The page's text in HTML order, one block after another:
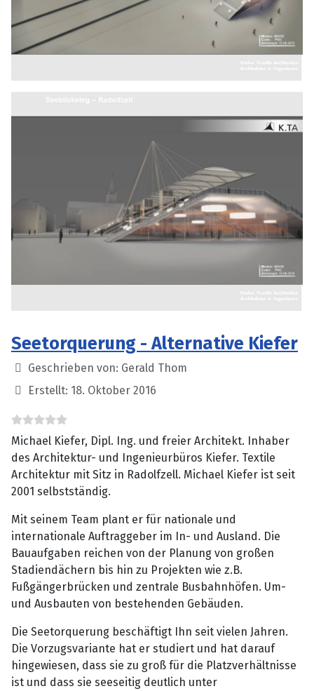
Seetorquerung - Alternative Kiefer
Details
Geschrieben von: Gerald Thom
Erstellt: 18. Oktober 2016
Michael Kiefer, Dipl. Ing. und freier Architekt. Inhaber
des Architektur- und Ingenieurbüros Kiefer. Textile
Architektur mit Sitz in Radolfzell. Michael Kiefer ist seit
2001 selbstständig.
Mit seinem Team plant er für nationale und
internationale Auftraggeber im In- und Ausland. Die
Bauaufgaben reichen von der Planung von großen
Stadiendächern bis hin zu Projekten wie z.B.
Fußgängerbrücken und zentrale Busbahnhöfen. Um-
und Ausbauten von bestehenden Gebäuden.
Die Seetorquerung beschäftigt Ihn seit vielen Jahren.
Die Vorzugsvariante hat er studiert und hat darauf
hingewiesen, dass sie zu groß für die Platzverhältnisse
ist und dass sie seeseitig deutlich unter